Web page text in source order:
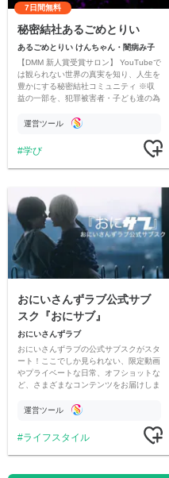
7日間無料
秘密結社あるごめとりい
あるごめとりい けんちゃん・闇病み子
【DMM 新人賞受賞サロン】 YouTubeで
は観られない世界の真実を知り、人生を
豊かにする秘密結社コミュニティ ※収
益の一部を、犯罪被害者・子ども達の為
す運営ツール
学び
おにいさんずラブ公式サブ
スク『おにサブ』
おにいさんずラブ
おにいさんずラブの公式サブスクがスタ
ート！ここでしか見られない、限定動画
やプライベートな日常、オフショットな
ど、さまざまなコンテンツをお届けしま
運営ツール
ライフスタイル